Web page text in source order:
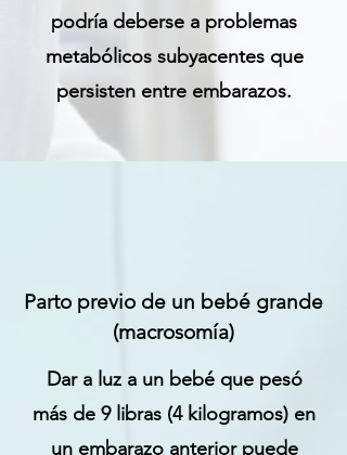
podría deberse a problemas
metabólicos subyacentes que
persisten entre embarazos.
Parto previo de un bebé grande
(macrosomía)
Dar a luz a un bebé que pesó
más de 9 libras (4 kilogramos) en
un embarazo anterior puede